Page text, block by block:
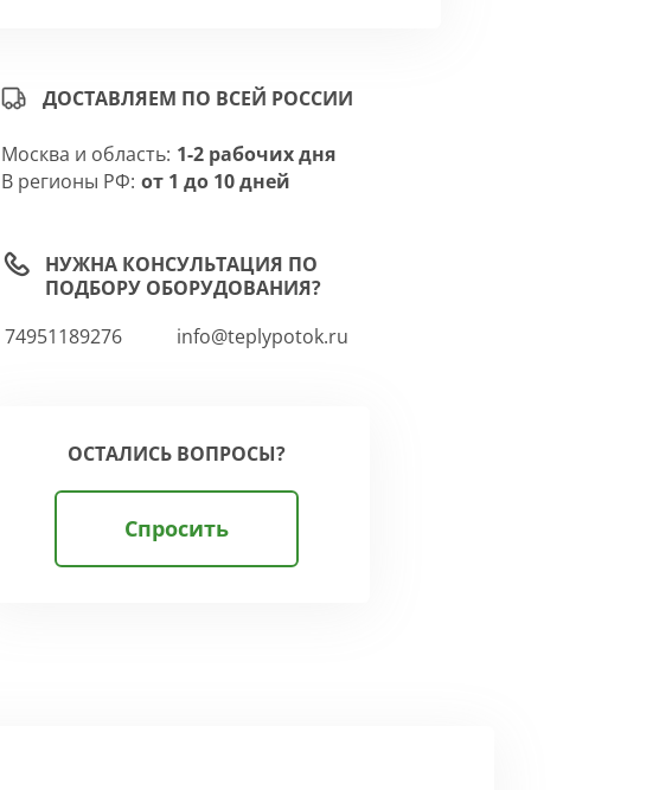
ДОСТАВЛЯЕМ ПО ВСЕЙ РОССИИ
Москва и область: 1-2 рабочих дня
В регионы РФ: от 1 до 10 дней
НУЖНА КОНСУЛЬТАЦИЯ ПО
ПОДБОРУ ОБОРУДОВАНИЯ?
74951189276
info@teplypotok.ru
ОСТАЛИСЬ ВОПРОСЫ?
Спросить